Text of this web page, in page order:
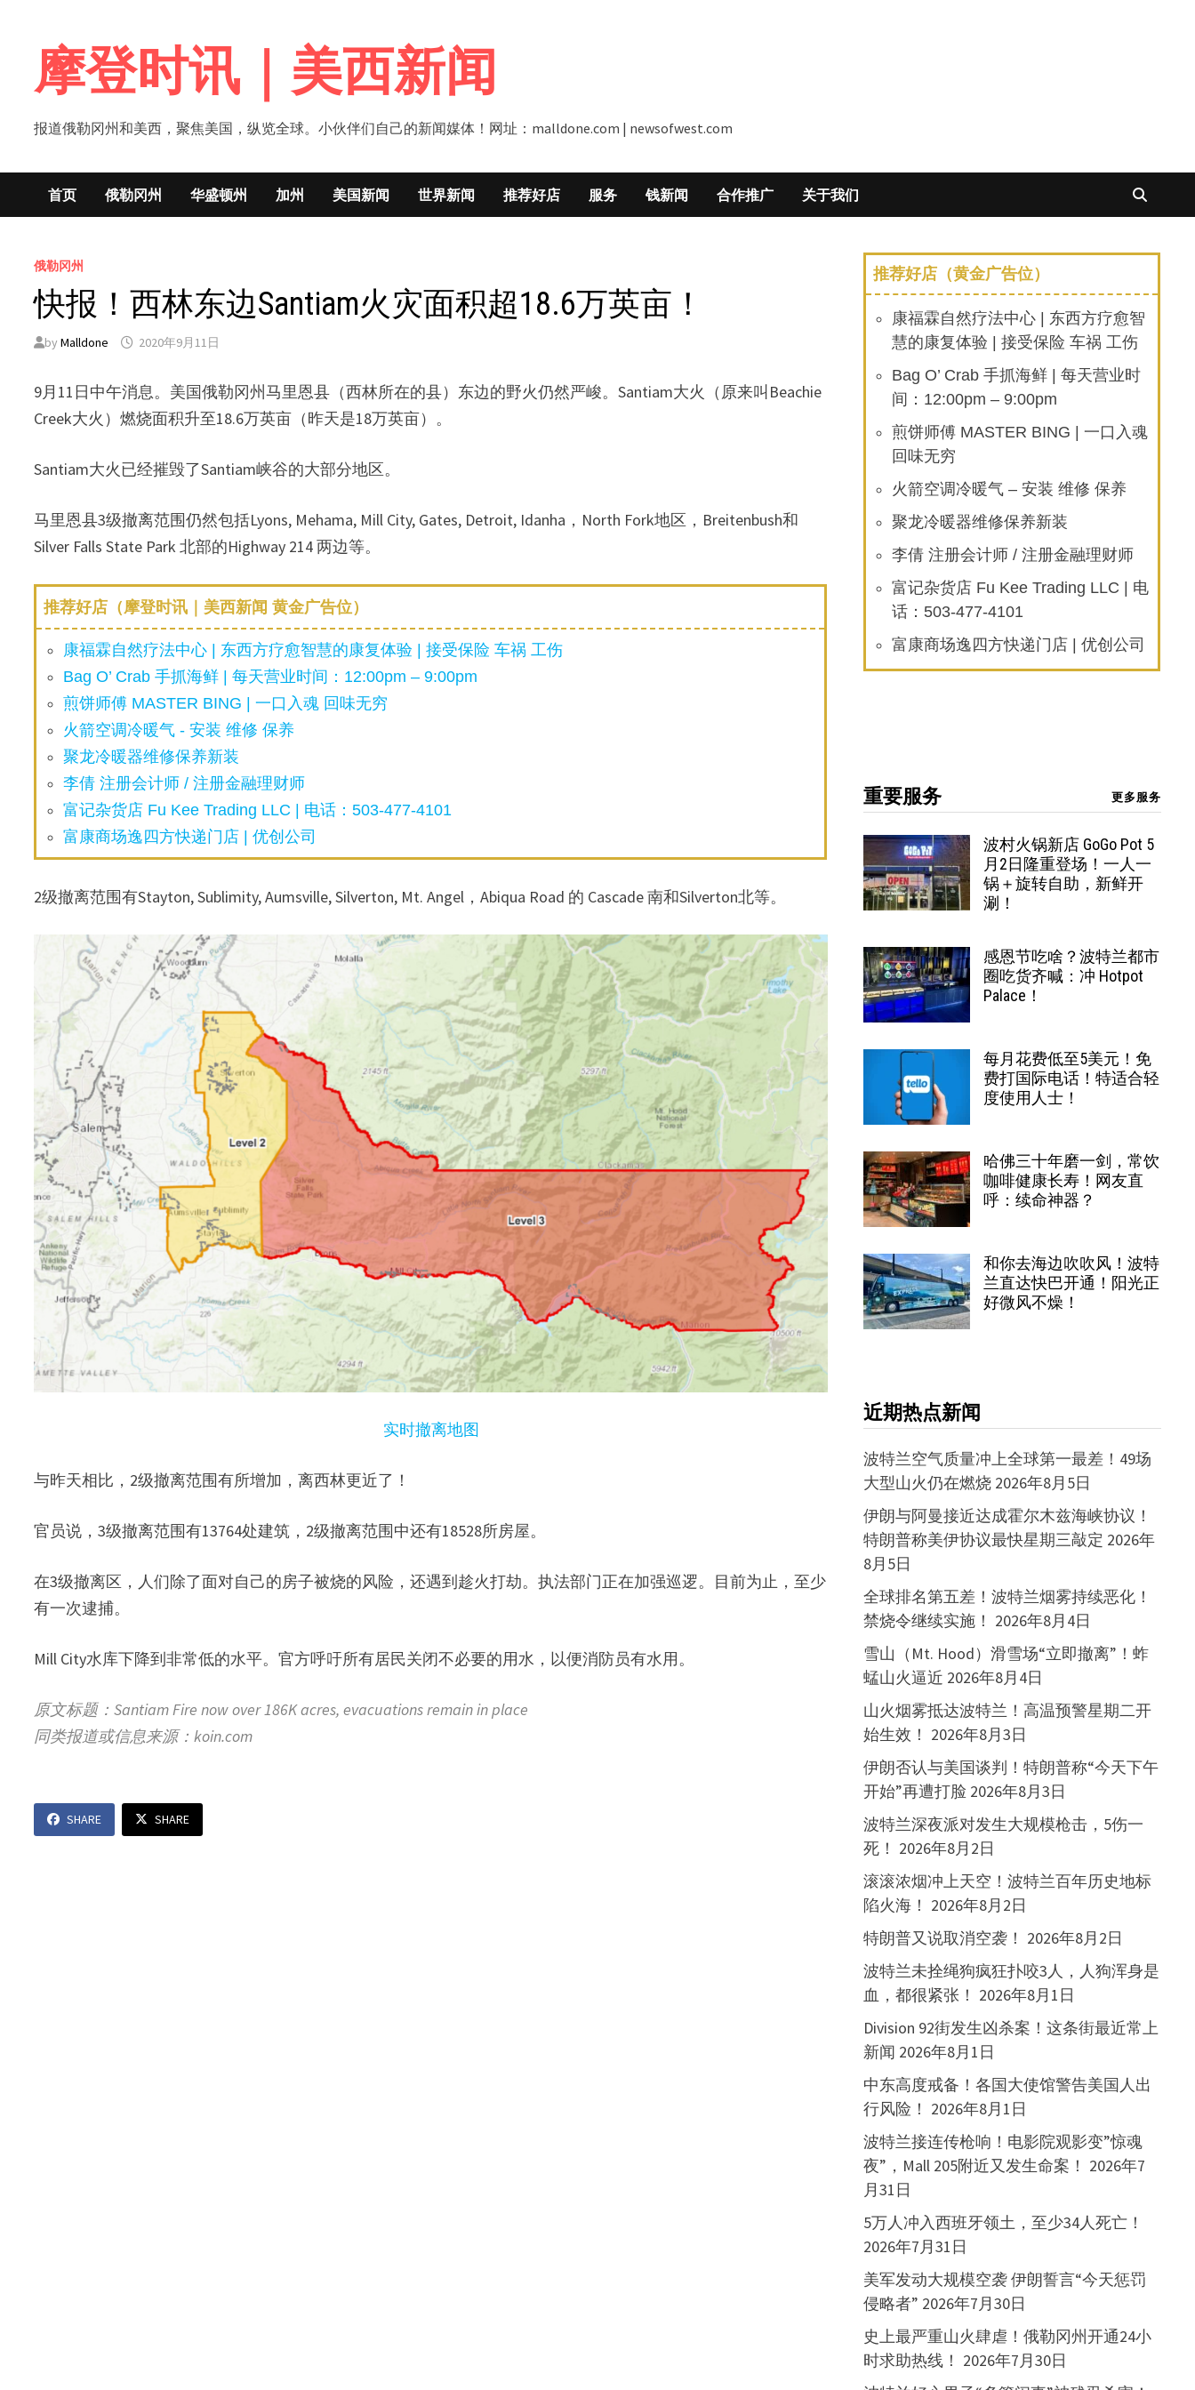
content摩登时讯｜美西新闻
报道俄勒冈州和美西，聚焦美国，纵览全球。小伙伴们自己的新闻媒体！网址：malldone.com | newsofwest.com
首页 俄勒冈州 华盛顿州 加州 美国新闻 世界新闻 推荐好店 服务 钱新闻 合作推广 关于我们
俄勒冈州
快报！西林东边Santiam火灾面积超18.6万英亩！
byMalldone 2020年9月11日
9月11日中午消息。美国俄勒冈州马里恩县（西林所在的县）东边的野火仍然严峻。Santiam大火（原来叫Beachie
Creek大火）燃烧面积升至18.6万英亩（昨天是18万英亩）。
Santiam大火已经摧毁了Santiam峡谷的大部分地区。
马里恩县3级撤离范围仍然包括Lyons, Mehama, Mill City, Gates, Detroit, Idanha，North Fork地区，Breitenbush和
Silver Falls State Park 北部的Highway 214 两边等。
推荐好店（摩登时讯｜美西新闻 黄金广告位）
康福霖自然疗法中心 | 东西方疗愈智慧的康复体验 | 接受保险 车祸 工伤
Bag O’ Crab 手抓海鲜 | 每天营业时间：12:00pm – 9:00pm
煎饼师傅 MASTER BING | 一口入魂 回味无穷
火箭空调冷暖气 - 安装 维修 保养
聚龙冷暖器维修保养新装
李倩 注册会计师 / 注册金融理财师
富记杂货店 Fu Kee Trading LLC | 电话：503-477-4101
富康商场逸四方快递门店 | 优创公司
2级撤离范围有Stayton, Sublimity, Aumsville, Silverton, Mt. Angel，Abiqua Road 的 Cascade 南和Silverton北等。
实时撤离地图
与昨天相比，2级撤离范围有所增加，离西林更近了！
官员说，3级撤离范围有13764处建筑，2级撤离范围中还有18528所房屋。
在3级撤离区，人们除了面对自己的房子被烧的风险，还遇到趁火打劫。执法部门正在加强巡逻。目前为止，至少
有一次逮捕。
Mill City水库下降到非常低的水平。官方呼吁所有居民关闭不必要的用水，以便消防员有水用。
原文标题：Santiam Fire now over 186K acres, evacuations remain in place
同类报道或信息来源：koin.com
SHARE SHARE
推荐好店（黄金广告位）
康福霖自然疗法中心 | 东西方疗愈智
慧的康复体验 | 接受保险 车祸 工伤
Bag O’ Crab 手抓海鲜 | 每天营业时
间：12:00pm – 9:00pm
煎饼师傅 MASTER BING | 一口入魂
回味无穷
火箭空调冷暖气 – 安装 维修 保养
聚龙冷暖器维修保养新装
李倩 注册会计师 / 注册金融理财师
富记杂货店 Fu Kee Trading LLC | 电
话：503-477-4101
富康商场逸四方快递门店 | 优创公司
重要服务 更多服务
波村火锅新店 GoGo Pot 5
月2日隆重登场！一人一
锅＋旋转自助，新鲜开
涮！
感恩节吃啥？波特兰都市
圈吃货齐喊：冲 Hotpot
Palace！
每月花费低至5美元！免
费打国际电话！特适合轻
度使用人士！
哈佛三十年磨一剑，常饮
咖啡健康长寿！网友直
呼：续命神器？
和你去海边吹吹风！波特
兰直达快巴开通！阳光正
好微风不燥！
近期热点新闻
波特兰空气质量冲上全球第一最差！49场
大型山火仍在燃烧 2026年8月5日
伊朗与阿曼接近达成霍尔木兹海峡协议！
特朗普称美伊协议最快星期三敲定 2026年
8月5日
全球排名第五差！波特兰烟雾持续恶化！
禁烧令继续实施！ 2026年8月4日
雪山（Mt. Hood）滑雪场“立即撤离”！蚱
蜢山火逼近 2026年8月4日
山火烟雾抵达波特兰！高温预警星期二开
始生效！ 2026年8月3日
伊朗否认与美国谈判！特朗普称“今天下午
开始”再遭打脸 2026年8月3日
波特兰深夜派对发生大规模枪击，5伤一
死！ 2026年8月2日
滚滚浓烟冲上天空！波特兰百年历史地标
陷火海！ 2026年8月2日
特朗普又说取消空袭！ 2026年8月2日
波特兰未拴绳狗疯狂扑咬3人，人狗浑身是
血，都很紧张！ 2026年8月1日
Division 92街发生凶杀案！这条街最近常上
新闻 2026年8月1日
中东高度戒备！各国大使馆警告美国人出
行风险！ 2026年8月1日
波特兰接连传枪响！电影院观影变”惊魂
夜”，Mall 205附近又发生命案！ 2026年7
月31日
5万人冲入西班牙领土，至少34人死亡！
2026年7月31日
美军发动大规模空袭 伊朗誓言“今天惩罚
侵略者” 2026年7月30日
史上最严重山火肆虐！俄勒冈州开通24小
时求助热线！ 2026年7月30日